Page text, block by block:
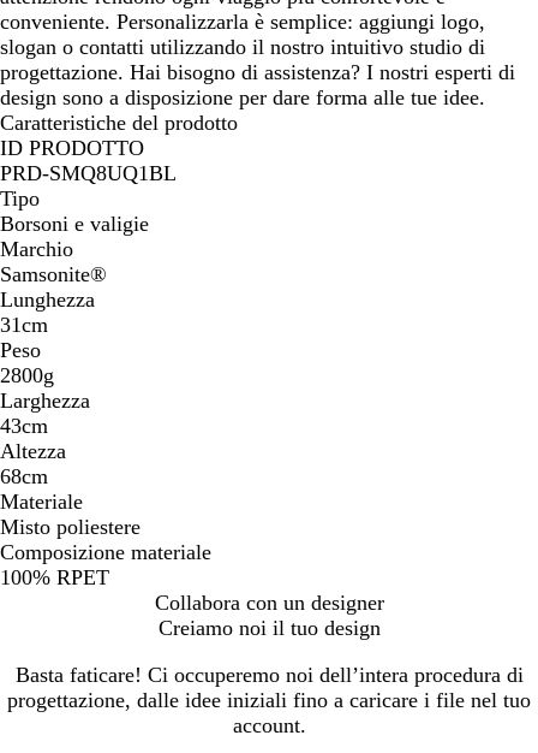
conveniente. Personalizzarla è semplice: aggiungi logo,
slogan o contatti utilizzando il nostro intuitivo studio di
progettazione. Hai bisogno di assistenza? I nostri esperti di
design sono a disposizione per dare forma alle tue idee.
Caratteristiche del prodotto
ID PRODOTTO
PRD-SMQ8UQ1BL
Tipo
Borsoni e valigie
Marchio
Samsonite®
Lunghezza
31cm
Peso
2800g
Larghezza
43cm
Altezza
68cm
Materiale
Misto poliestere
Composizione materiale
100% RPET
Collabora con un designer
Creiamo noi il tuo design
Basta faticare! Ci occuperemo noi dell’intera procedura di
progettazione, dalle idee iniziali fino a caricare i file nel tuo
account.